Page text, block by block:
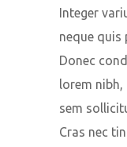
Integer
neque quis
Donec
lorem
sem
Cras nec